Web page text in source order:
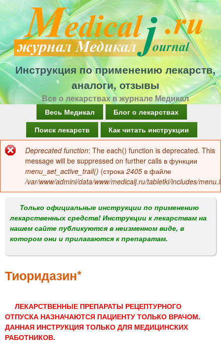
Перейти
к
основному
содержанию
Инструкция по применению лекарств,
аналоги, отзывы
Все о лекарствах в журнале Медикал
а
в
о
м
е
н
Весь Медикал
Блог о лекарствах
Поиск лекарств
Как читать инструкции
Сообщение
об
ошибке
Deprecated function: The each() function is deprecated. This
message will be suppressed on further calls в функции
menu_set_active_trail() (строка 2405 в файле
/var/www/admini/data/www/medicalj.ru/tabletki/includes/
Только официальные инструкции по применению
лекарственных средств! Инструкции к лекарствам на
нашем сайте публикуются в неизменном виде, в
котором они и прилагаются к препаратам.
Тиоридазин*
ЛЕКАРСТВЕННЫЕ ПРЕПАРАТЫ РЕЦЕПТУРНОГО
ОТПУСКА НАЗНАЧАЮТСЯ ПАЦИЕНТУ ТОЛЬКО ВРАЧОМ.
ДАННАЯ ИНСТРУКЦИЯ ТОЛЬКО ДЛЯ МЕДИЦИНСКИХ
РАБОТНИКОВ.